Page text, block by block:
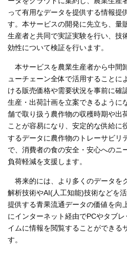
って有用なデータを提供する情報提
す。本サービスの開発に先立ち、量
生産者と共同で実証実験を行い、技
効性について検証を行います。
本サービスを農業生産者から中間
ューチェーン全体で活用することに
ける販売価格や需要状況を事前に確
生産・出荷計画を立案できるように
舗で取り扱う農作物の収穫時期や出
ことが容易になり、安定的な供給に
するデータに農作物のトレーサビリ
で、消費者の食の安全・安心へのニ
負荷軽減を支援します。
将来的には、より多くのデータを
解析技術やAI(人工知能)技術などを
提供する青果流通データの価値を向
にインターネット経由でPCやタブ
イムに情報を閲覧することができる
す。